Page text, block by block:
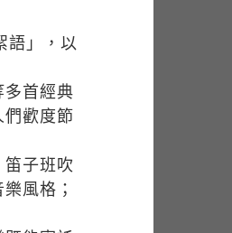
語」，以
首經典
歡度節
子班吹
風格；